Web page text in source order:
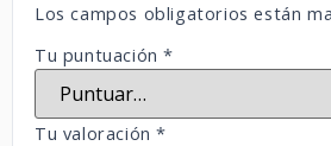
Los campos obligatorios están
Tu puntuación*
Tu valoración*